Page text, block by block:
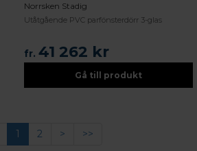
Norrsken Stadig
Utåtgående PVC parfönsterdörr 3-glas
fr. 41 262 kr
Gå till produkt
1 2 > >>